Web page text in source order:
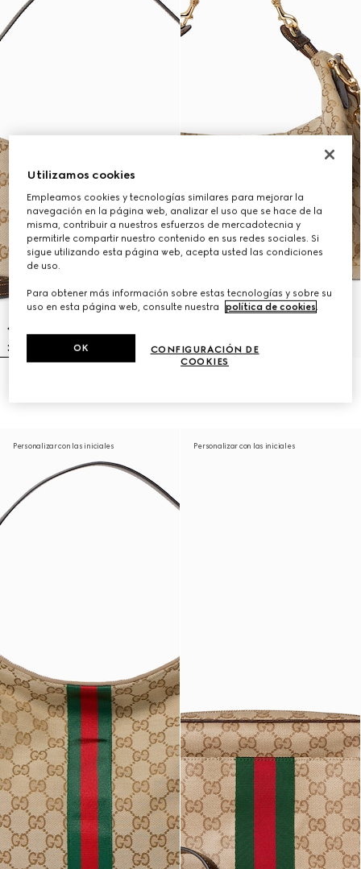
Personalizar con las iniciales Personalizar con las iniciales
Utilizamos cookies
Empleamos cookies y tecnologías similares para mejorar la
navegación en la página web, analizar el uso que se hace de la
misma, contribuir a nuestros esfuerzos de mercadotecnia y
permitirle compartir nuestro contenido en sus redes sociales. Si
sigue utilizando esta página web, acepta usted las condiciones
de uso.
Para obtener más información sobre estas tecnologías y sobre su
uso en esta página web, consulte nuestra
política de cookies.
CONFIGURACIÓN DE
COOKIES
OK